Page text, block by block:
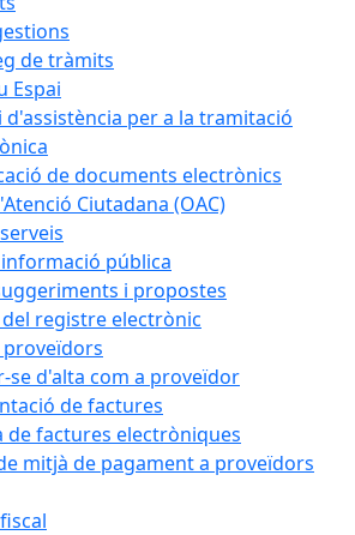
de tràmits
Espai
d'assistència per a la tramitació
de documents electrònics
Ciutadana (OAC)
informació pública
i propostes
registre electrònic
proveïdors
se d'alta com a proveïdor
de factures
de factures electròniques
mitjà de pagament a proveïdors